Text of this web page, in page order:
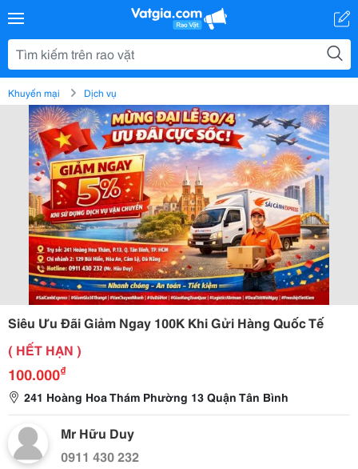
Khuyến mại Dịch vụ
Siêu Ưu Đãi Giảm Ngay 100K Khi Gửi Hàng Quốc Tế
( HẾT HẠN )
100.000₫
241 Hoàng Hoa Thám Phường 13 Quận Tân Bình
Mr Hữu Duy
0911 430 232